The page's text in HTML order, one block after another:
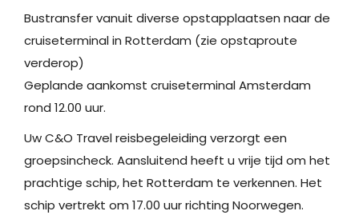
Bustransfer vanuit diverse opstapplaatsen naar de
cruiseterminal in Rotterdam (zie opstaproute
verderop)
Geplande aankomst cruiseterminal Amsterdam
rond 12.00 uur.
Uw C&O Travel reisbegeleiding verzorgt een
groepsincheck. Aansluitend heeft u vrije tijd om het
prachtige schip, het Rotterdam te verkennen. Het
schip vertrekt om 17.00 uur richting Noorwegen.